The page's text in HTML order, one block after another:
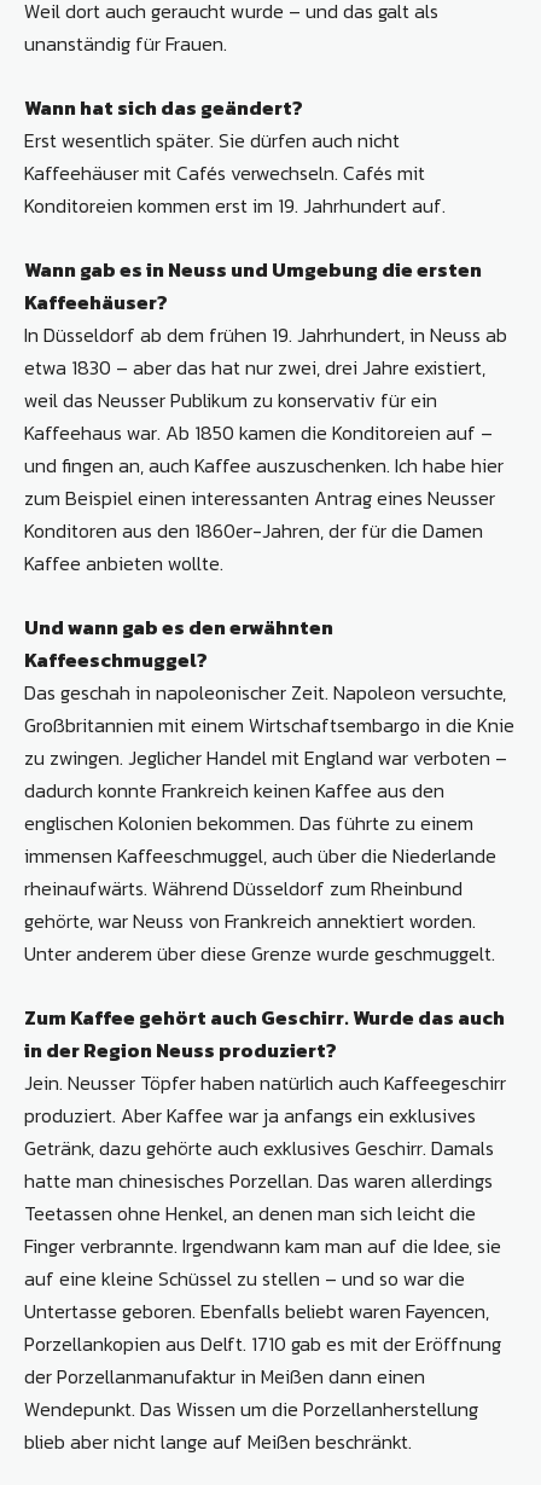
Weil dort auch geraucht wurde – und das galt als
unanständig für Frauen.
Wann hat sich das geändert?
Erst wesentlich später. Sie dürfen auch nicht
Kaffeehäuser mit Cafés verwechseln. Cafés mit
Konditoreien kommen erst im 19. Jahrhundert auf.
Wann gab es in Neuss und Umgebung die ersten
Kaffeehäuser?
In Düsseldorf ab dem frühen 19. Jahrhundert, in Neuss ab
etwa 1830 – aber das hat nur zwei, drei Jahre existiert,
weil das Neusser Publikum zu konservativ für ein
Kaffeehaus war. Ab 1850 kamen die Konditoreien auf –
und fingen an, auch Kaffee auszuschenken. Ich habe hier
zum Beispiel einen interessanten Antrag eines Neusser
Konditoren aus den 1860er-Jahren, der für die Damen
Kaffee anbieten wollte.
Und wann gab es den erwähnten
Kaffeeschmuggel?
Das geschah in napoleonischer Zeit. Napoleon versuchte,
Großbritannien mit einem Wirtschaftsembargo in die Knie
zu zwingen. Jeglicher Handel mit England war verboten –
dadurch konnte Frankreich keinen Kaffee aus den
englischen Kolonien bekommen. Das führte zu einem
immensen Kaffeeschmuggel, auch über die Niederlande
rheinaufwärts. Während Düsseldorf zum Rheinbund
gehörte, war Neuss von Frankreich annektiert worden.
Unter anderem über diese Grenze wurde geschmuggelt.
Zum Kaffee gehört auch Geschirr. Wurde das auch
in der Region Neuss produziert?
Jein. Neusser Töpfer haben natürlich auch Kaffeegeschirr
produziert. Aber Kaffee war ja anfangs ein exklusives
Getränk, dazu gehörte auch exklusives Geschirr. Damals
hatte man chinesisches Porzellan. Das waren allerdings
Teetassen ohne Henkel, an denen man sich leicht die
Finger verbrannte. Irgendwann kam man auf die Idee, sie
auf eine kleine Schüssel zu stellen – und so war die
Untertasse geboren. Ebenfalls beliebt waren Fayencen,
Porzellankopien aus Delft. 1710 gab es mit der Eröffnung
der Porzellanmanufaktur in Meißen dann einen
Wendepunkt. Das Wissen um die Porzellanherstellung
blieb aber nicht lange auf Meißen beschränkt.